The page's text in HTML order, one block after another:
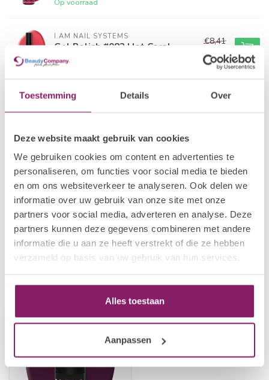
Toestemming Details Over
Deze website maakt gebruik van cookies
We gebruiken cookies om content en advertenties te
personaliseren, om functies voor social media te bieden
en om ons websiteverkeer te analyseren. Ook delen we
informatie over uw gebruik van onze site met onze
partners voor social media, adverteren en analyse. Deze
partners kunnen deze gegevens combineren met andere
informatie die u aan ze heeft verstrekt of die ze hebben
verzameld op basis van uw gebruik van hun services.
Alles toestaan
Aanpassen
I.AM NAIL SYSTEMS
Gel Polish #082 Hot Coral
Op voorraad
€8,41
€6,73
POLKADOTS
Gelpolish 25 Tropical Bird
€21,80
Gel Polish #001 A'dam
Op voorraad
€8,41
€6,73
I.AM COLLECTION BY BO.
Gel Polish #042 Reflecting
Pink
Op voorraad
€12,50
€10,00
-45%
-45%